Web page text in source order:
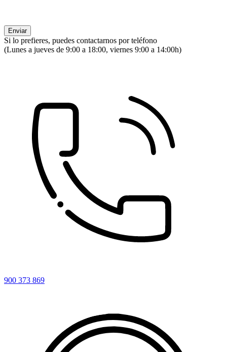
Si lo prefieres, puedes contactarnos por teléfono
(Lunes a jueves de 9:00 a 18:00, viernes 9:00 a 14:00h)
900 373 869